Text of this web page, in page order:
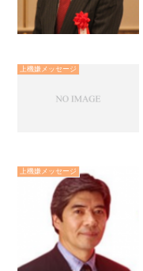
上機嫌メッセージ
上機嫌メッセージ